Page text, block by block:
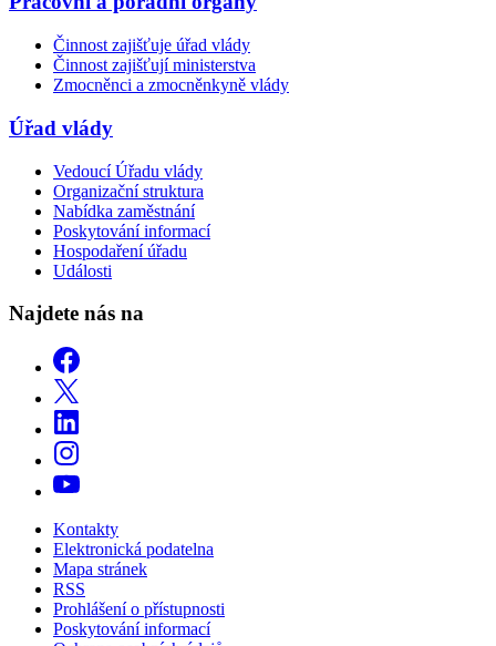
Činnost zajišťuje úřad vlády
Činnost zajišťují ministerstva
Zmocněnci a zmocněnkyně vlády
Úřad vlády
Vedoucí Úřadu vlády
Organizační struktura
Nabídka zaměstnání
Poskytování informací
Hospodaření úřadu
Události
Najdete nás na
Kontakty
Elektronická podatelna
Mapa stránek
RSS
Prohlášení o přístupnosti
Poskytování informací